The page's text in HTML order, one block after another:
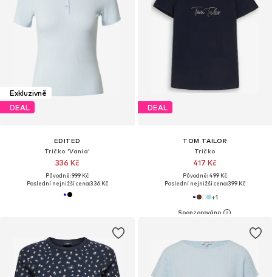
Exkluzivně
DEAL
EDITED
Tričko 'Vania'
336 Kč
Původně: 999 Kč
Poslední nejnižší cena:336 Kč
DEAL
TOM TAILOR
Tričko
417 Kč
Původně: 499 Kč
Poslední nejnižší cena:399 Kč
+1